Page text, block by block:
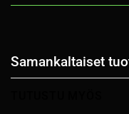
Samankaltaiset